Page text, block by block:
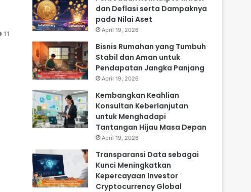
11
dan Deflasi serta Dampaknya
pada Nilai Aset
April 19, 2026
Bisnis Rumahan yang Tumbuh
Stabil dan Aman untuk
Pendapatan Jangka Panjang
April 19, 2026
Kembangkan Keahlian
Konsultan Keberlanjutan
untuk Menghadapi
Tantangan Hijau Masa Depan
April 19, 2026
Transparansi Data sebagai
Kunci Meningkatkan
Kepercayaan Investor
Cryptocurrency Global